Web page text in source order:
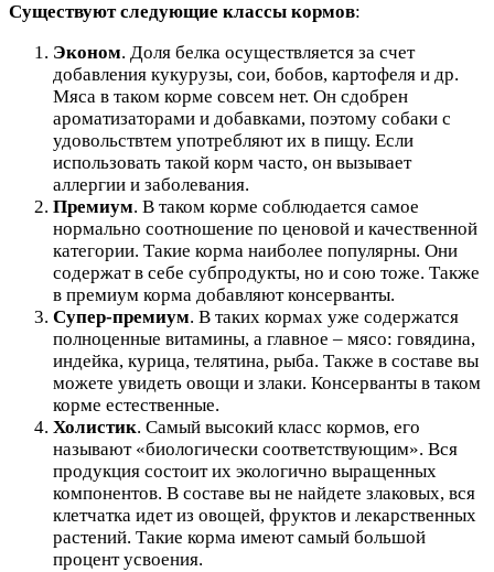
Существуют следующие классы кормов:
Эконом. Доля белка осуществляется за счет
добавления кукурузы, сои, бобов, картофеля и др.
Мяса в таком корме совсем нет. Он сдобрен
ароматизаторами и добавками, поэтому собаки с
удовольствтем употребляют их в пищу. Если
использовать такой корм часто, он вызывает
аллергии и заболевания.
Премиум. В таком корме соблюдается самое
нормально соотношение по ценовой и качественной
категории. Такие корма наиболее популярны. Они
содержат в себе субпродукты, но и сою тоже. Также
в премиум корма добавляют консерванты.
Супер-премиум. В таких кормах уже содержатся
полноценные витамины, а главное – мясо: говядина,
индейка, курица, телятина, рыба. Также в составе вы
можете увидеть овощи и злаки. Консерванты в таком
корме естественные.
Холистик. Самый высокий класс кормов, его
называют «биологически соответствующим». Вся
продукция состоит их экологично выращенных
компонентов. В составе вы не найдете злаковых, вся
клетчатка идет из овощей, фруктов и лекарственных
растений. Такие корма имеют самый большой
процент усвоения.